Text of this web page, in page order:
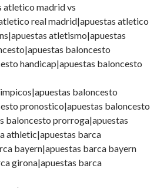
atletico madrid vs
real madrid|apuestas atletico
atletismo|apuestas
baloncesto
handicap|apuestas baloncesto
baloncesto
pronostico|apuestas baloncesto
baloncesto prorroga|apuestas
athletic|apuestas barca
bayern|apuestas barca bayern
girona|apuestas barca